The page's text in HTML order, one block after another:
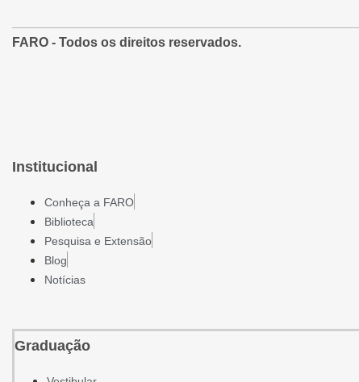
FARO - Todos os direitos reservados.
Institucional
Conheça a FARO
Biblioteca
Pesquisa e Extensão
Blog
Notícias
Graduação